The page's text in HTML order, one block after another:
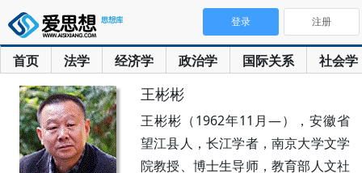
首页 法学 经济学 政治学 国际关系 社会学
登录 注册
王彬彬
王彬彬（1962年11月—），安徽省
望江县人，长江学者，南京大学文学
院教授、博士生导师，教育部人文社